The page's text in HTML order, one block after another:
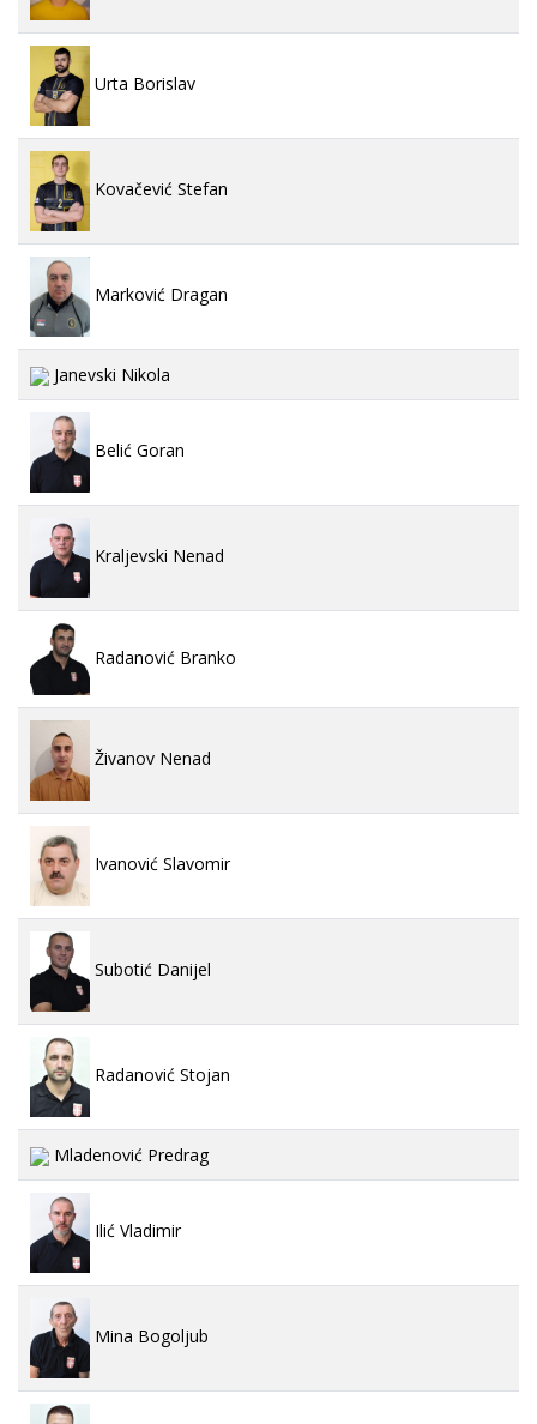
Urta Borislav
Kovačević Stefan
Marković Dragan
Janevski Nikola
Belić Goran
Kraljevski Nenad
Radanović Branko
Živanov Nenad
Ivanović Slavomir
Subotić Danijel
Radanović Stojan
Mladenović Predrag
Ilić Vladimir
Mina Bogoljub